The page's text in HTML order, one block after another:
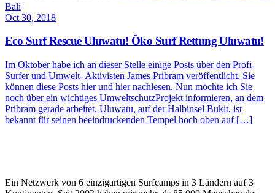
Bali
Oct 30, 2018
Eco Surf Rescue Uluwatu! Öko Surf Rettung Uluwatu!
Im Oktober habe ich an dieser Stelle einige Posts über den Profi-
Surfer und Umwelt- Aktivisten James Pribram veröffentlicht. Sie
können diese Posts hier und hier nachlesen. Nun möchte ich Sie
noch über ein wichtiges UmweltschutzProjekt informieren, an dem
Pribram gerade arbeitet. Uluwatu, auf der Halbinsel Bukit, ist
bekannt für seinen beeindruckenden Tempel hoch oben auf […]
Ein Netzwerk von 6 einzigartigen Surfcamps in 3 Ländern auf 3